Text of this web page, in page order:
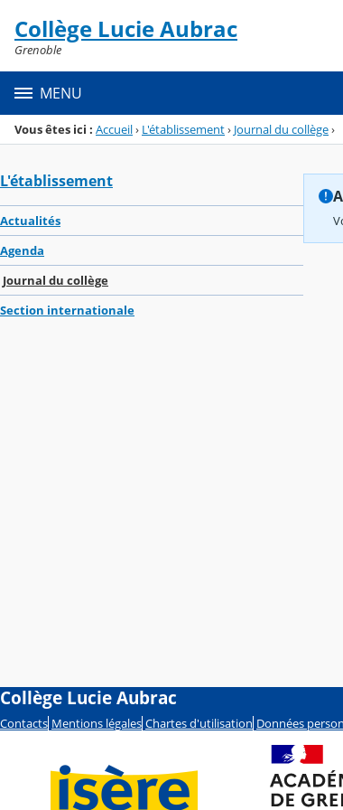
Menu de la rubrique
Contenu
Collège Lucie Aubrac
Grenoble
MENU
Vous êtes ici : Accueil› L'établissement› Journal du collège›
L'établissement
Actualités
Agenda
Journal du collège
Section internationale
Collège Lucie Aubrac
Contacts Mentions légales Chartes d'utilisation Données